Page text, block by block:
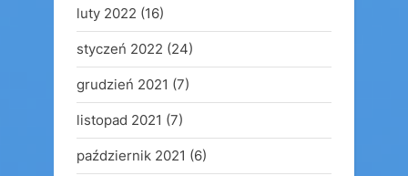
luty 2022 (16)
styczeń 2022 (24)
grudzień 2021 (7)
listopad 2021 (7)
październik 2021 (6)